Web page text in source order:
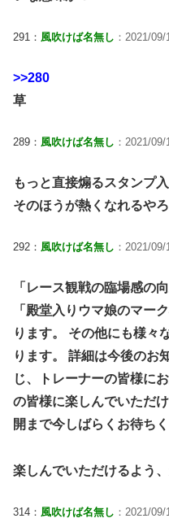
291： 風吹けば名無し ：2021/
>>280
草
289： 風吹けば名無し ：2021/
もっと直接煽るスタンプ
そのほうが熱くなれるやろ
292： 風吹けば名無し ：2021/
「レース観戦の臨場感の
「殿堂入りウマ娘のマー
ります。 その他にも様々
ります。 詳細は今後のお
じ、トレーナーの皆様に
の皆様に楽しんでいただ
開まで今しばらくお待ちく
楽しんでいただけるよう
314： 風吹けば名無し ：2021/